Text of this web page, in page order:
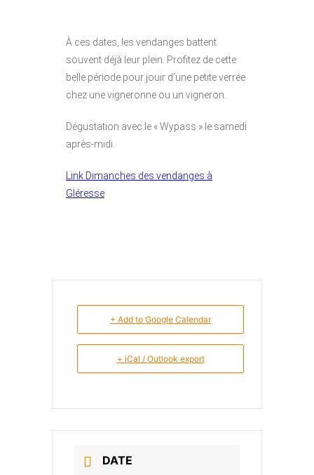
À ces dates, les vendanges battent
souvent déjà leur plein. Profitez de cette
belle période pour jouir d’une petite verrée
chez une vigneronne ou un vigneron.
Dégustation avec le « Wypass » le samedi
après-midi.
Link Dimanches des vendanges à
Gléresse
+ Add to Google Calendar
+ iCal / Outlook export
DATE